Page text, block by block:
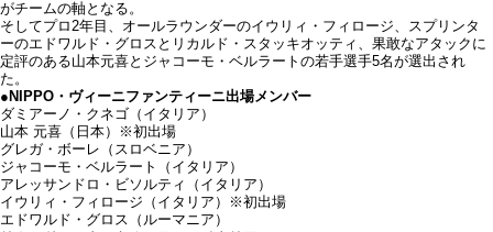
がチームの軸となる。
そしてプロ2年目、オールラウンダーのイウリィ・フィロージ、スプリンタ
ーのエドワルド・グロスとリカルド・スタッキオッティ、果敢なアタックに
定評のある山本元喜とジャコーモ・ベルラートの若手選手5名が選出され
た。
●NIPPO・ヴィーニファンティーニ出場メンバー
ダミアーノ・クネゴ（イタリア）
山本 元喜（日本）※初出場
グレガ・ボーレ（スロベニア）
ジャコーモ・ベルラート（イタリア）
アレッサンドロ・ビソルティ（イタリア）
イウリィ・フィロージ（イタリア）※初出場
エドワルド・グロス（ルーマニア）